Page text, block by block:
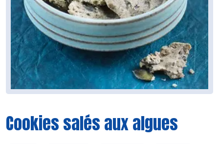
Cookies salés aux algues